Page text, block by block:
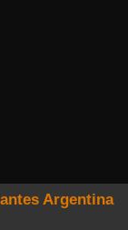
Argentina